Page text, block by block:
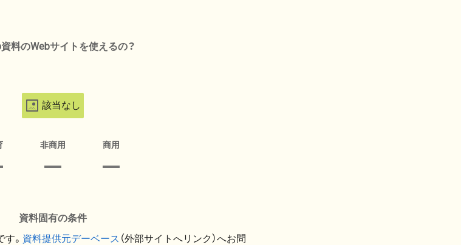
料のWebサイトを使えるの？
該当なし
非商用 商用
資料固有の条件
。 資料提供元デーベース （外部サイトへリンク）へお問